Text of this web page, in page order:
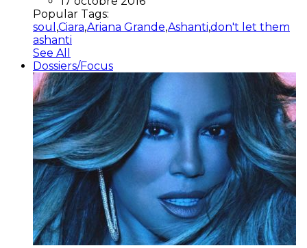
Popular Tags:
soul ,Ciara,Ariana Grande,Ashanti,don't let them
ashanti
See All
Dossiers/Focus